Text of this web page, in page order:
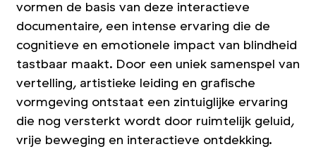
vormen de basis van deze interactieve
documentaire, een intense ervaring die de
cognitieve en emotionele impact van blindheid
tastbaar maakt. Door een uniek samenspel van
vertelling, artistieke leiding en grafische
vormgeving ontstaat een zintuiglijke ervaring
die nog versterkt wordt door ruimtelijk geluid,
vrije beweging en interactieve ontdekking.